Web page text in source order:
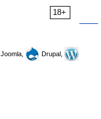
18+
Joomla,
Drupal,